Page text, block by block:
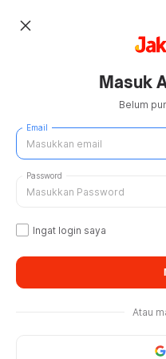
close
Masuk
Belum
Email
Password
Ingat login saya
Atau